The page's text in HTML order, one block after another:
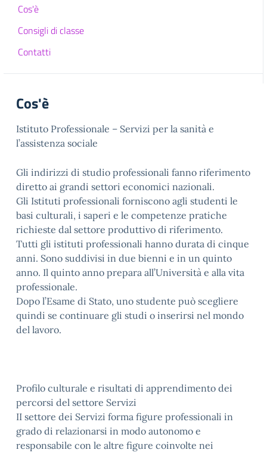
Cos'è
Consigli di classe
Contatti
Cos'è
Istituto Professionale – Servizi per la sanità e
l’assistenza sociale
Gli indirizzi di studio professionali fanno riferimento
diretto ai grandi settori economici nazionali.
Gli Istituti professionali forniscono agli studenti le
basi culturali, i saperi e le competenze pratiche
richieste dal settore produttivo di riferimento.
Tutti gli istituti professionali hanno durata di cinque
anni. Sono suddivisi in due bienni e in un quinto
anno. Il quinto anno prepara all’Università e alla vita
professionale.
Dopo l’Esame di Stato, uno studente può scegliere
quindi se continuare gli studi o inserirsi nel mondo
del lavoro.
Profilo culturale e risultati di apprendimento dei
percorsi del settore Servizi
II settore dei Servizi forma figure professionali in
grado di relazionarsi in modo autonomo e
responsabile con le altre figure coinvolte nei